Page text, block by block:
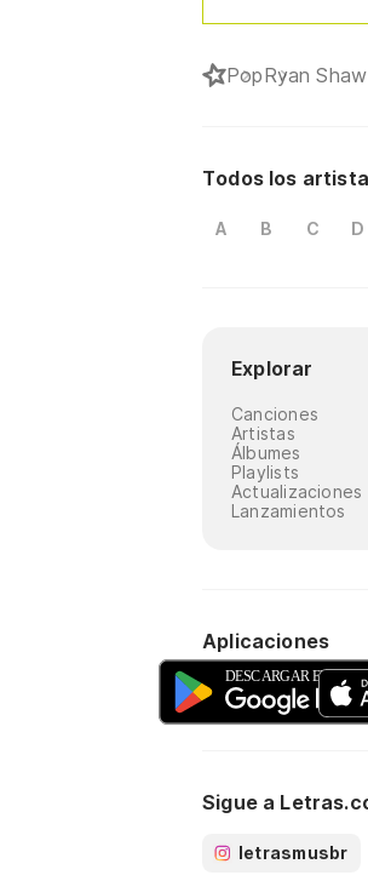
PopRyan Shaw
Todos los
A B C D
Explorar
Canciones
Artistas
Álbumes
Playlists
Actualizaciones
Lanzamientos
Aplicaciones
Sigue a
letrasmusbr